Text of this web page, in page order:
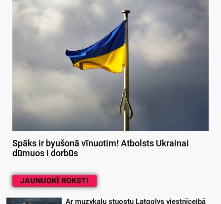
Spāks ir byušonā vīnuotim! Atbolsts Ukrainai
dūmuos i dorbūs
JAUNUOKĪ ROKSTI
Ar muzykalu stuostu Latgolys viestnīceibā